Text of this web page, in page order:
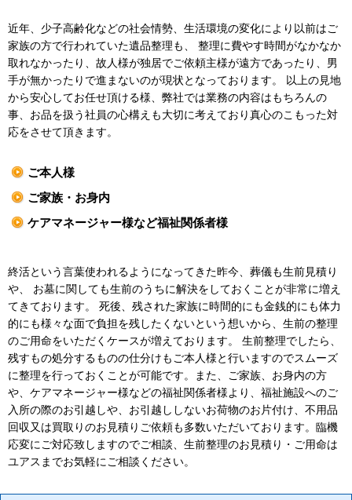
近年、少子高齢化などの社会情勢、生活環境の変化により以前はご
家族の方で行われていた遺品整理も、 整理に費やす時間がなかなか
取れなかったり、故人様が独居でご依頼主様が遠方であったり、男
手が無かったりで進まないのが現状となっております。 以上の見地
から安心してお任せ頂ける様、弊社では業務の内容はもちろんの
事、お品を扱う社員の心構えも大切に考えており真心のこもった対
応をさせて頂きます。
ご本人様
ご家族・お身内
ケアマネージャー様など福祉関係者様
終活という言葉使われるようになってきた昨今、葬儀も生前見積り
や、 お墓に関しても生前のうちに解決をしておくことが非常に増え
てきております。 死後、残された家族に時間的にも金銭的にも体力
的にも様々な面で負担を残したくないという想いから、生前の整理
のご用命をいただくケースが増えております。 生前整理でしたら、
残すもの処分するものの仕分けもご本人様と行いますのでスムーズ
に整理を行っておくことが可能です。また、ご家族、お身内の方
や、ケアマネージャー様などの福祉関係者様より、福祉施設へのご
入所の際のお引越しや、お引越ししないお荷物のお片付け、不用品
回収又は買取りのお見積りご依頼も多数いただいております。臨機
応変にご対応致しますのでご相談、生前整理のお見積り・ご用命は
ユアスまでお気軽にご相談ください。